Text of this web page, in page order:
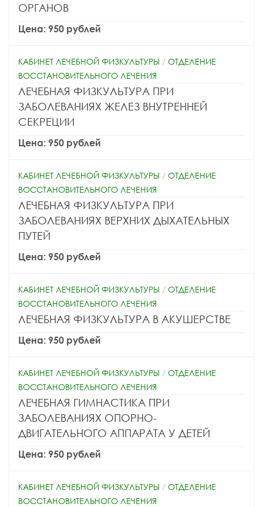
ОРГАНОВ
Цена: 950 рублей
КАБИНЕТ ЛЕЧЕБНОЙ ФИЗКУЛЬТУРЫ / ОТДЕЛЕНИЕ
ВОССТАНОВИТЕЛЬНОГО ЛЕЧЕНИЯ
ЛЕЧЕБНАЯ ФИЗКУЛЬТУРА ПРИ
ЗАБОЛЕВАНИЯХ ЖЕЛЕЗ ВНУТРЕННЕЙ
СЕКРЕЦИИ
Цена: 950 рублей
КАБИНЕТ ЛЕЧЕБНОЙ ФИЗКУЛЬТУРЫ / ОТДЕЛЕНИЕ
ВОССТАНОВИТЕЛЬНОГО ЛЕЧЕНИЯ
ЛЕЧЕБНАЯ ФИЗКУЛЬТУРА ПРИ
ЗАБОЛЕВАНИЯХ ВЕРХНИХ ДЫХАТЕЛЬНЫХ
ПУТЕЙ
Цена: 950 рублей
КАБИНЕТ ЛЕЧЕБНОЙ ФИЗКУЛЬТУРЫ / ОТДЕЛЕНИЕ
ВОССТАНОВИТЕЛЬНОГО ЛЕЧЕНИЯ
ЛЕЧЕБНАЯ ФИЗКУЛЬТУРА В АКУШЕРСТВЕ
Цена: 950 рублей
КАБИНЕТ ЛЕЧЕБНОЙ ФИЗКУЛЬТУРЫ / ОТДЕЛЕНИЕ
ВОССТАНОВИТЕЛЬНОГО ЛЕЧЕНИЯ
ЛЕЧЕБНАЯ ГИМНАСТИКА ПРИ
ЗАБОЛЕВАНИЯХ ОПОРНО-
ДВИГАТЕЛЬНОГО АППАРАТА У ДЕТЕЙ
Цена: 950 рублей
КАБИНЕТ ЛЕЧЕБНОЙ ФИЗКУЛЬТУРЫ / ОТДЕЛЕНИЕ
ВОССТАНОВИТЕЛЬНОГО ЛЕЧЕНИЯ